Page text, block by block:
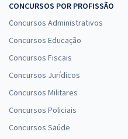
CONCURSOS POR PROFISSÃO
Concursos Administrativos
Concursos Educação
Concursos Fiscais
Concursos Jurídicos
Concursos Militares
Concursos Policiais
Concursos Saúde